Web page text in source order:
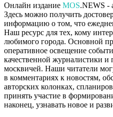
Онлайн издание MOS.NEWS -
Здесь можно получить
информацию о том, что
Наш ресурс для тех, кому
любимого города. Основной
оперативное освещение
качественной журналистики и
москвичей. Наши читатели
в комментариях к новостям,
авторских колонках,
принять участие в
наконец, узнавать новое и